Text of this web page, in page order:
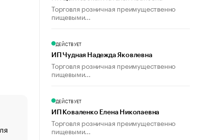
«От спорта тело стареет иначе». Как живет глава
Торговля розничная преимущественно
пищевыми...
ДЕЙСТВУЕТ
ИП Чудная Надежда Яковлевна
Торговля розничная преимущественно
пищевыми...
ДЕЙСТВУЕТ
ИП Коваленко Елена Николаевна
Торговля розничная преимущественно
пищевыми...